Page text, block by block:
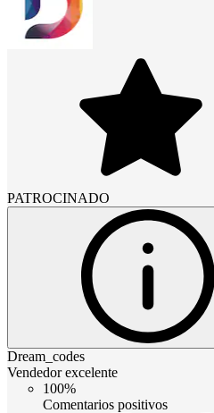
PATROCINADO
Dream_codes
Vendedor excelente
100%
Comentarios positivos